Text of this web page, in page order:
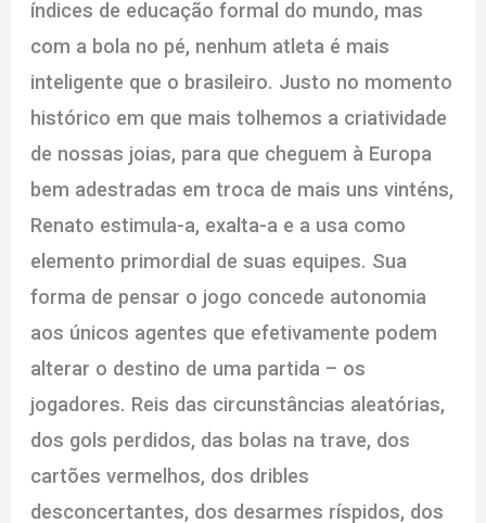
índices de educação formal do mundo, mas
com a bola no pé, nenhum atleta é mais
inteligente que o brasileiro. Justo no momento
histórico em que mais tolhemos a criatividade
de nossas joias, para que cheguem à Europa
bem adestradas em troca de mais uns vinténs,
Renato estimula-a, exalta-a e a usa como
elemento primordial de suas equipes. Sua
forma de pensar o jogo concede autonomia
aos únicos agentes que efetivamente podem
alterar o destino de uma partida – os
jogadores. Reis das circunstâncias aleatórias,
dos gols perdidos, das bolas na trave, dos
cartões vermelhos, dos dribles
desconcertantes, dos desarmes ríspidos, dos